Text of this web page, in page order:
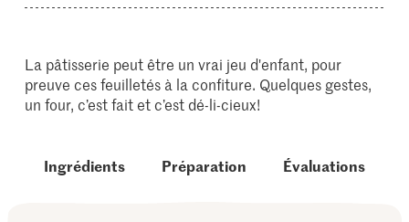
La pâtisserie peut être un vrai jeu d'enfant, pour
preuve ces feuilletés à la confiture. Quelques gestes,
un four, c’est fait et c’est dé-li-cieux!
Ingrédients Préparation Évaluations